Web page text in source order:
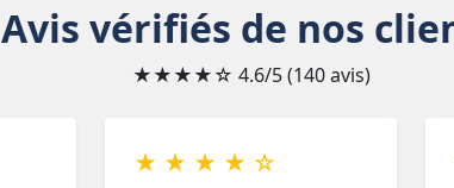
Avis vérifiés de nos
★★★★☆ 4.6/5 (140 avis)
★ ★ ★ ★ ☆